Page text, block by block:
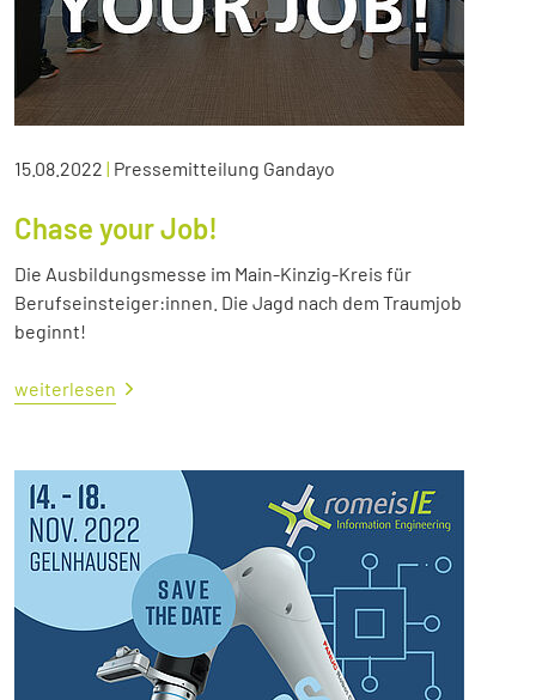
15.08.2022 | Pressemitteilung Gandayo
Chase your Job!
Die Ausbildungsmesse im Main-Kinzig-Kreis für
Berufseinsteiger:innen. Die Jagd nach dem Traumjob
beginnt!
weiterlesen